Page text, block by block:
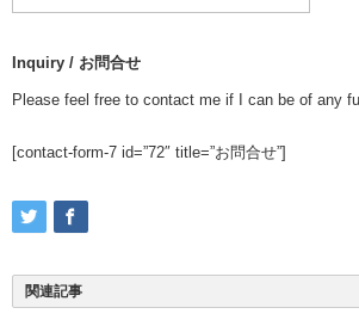
Inquiry / お問合せ
Please feel free to contact me if I can be of any
[contact-form-7 id=”72″ title=”お問合せ”]
関連記事